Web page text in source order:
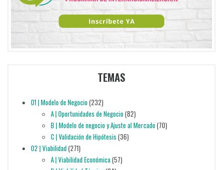
TEMAS
01 | Modelo de Negocio(232)
A | Oportunidades de Negocio(82)
B | Modelo de negocio y Ajuste al Mercado(70)
C | Validación de Hipótesis (36)
02 | Viabilidad(271)
A | Viabilidad Económica(57)